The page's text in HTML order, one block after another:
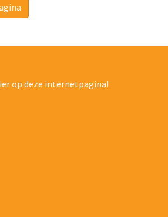
op deze internetpagina!